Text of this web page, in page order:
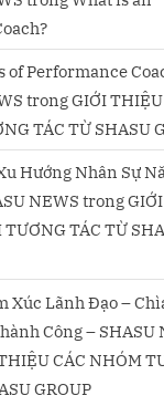
of Performance
trongGIỚI THIỆU
TÁC TỪ SHASU
Hướng Nhân Sự
NEWStrong
TÁC TỪ
Xúc Lãnh Đạo –
Công – SHASU
CÁC NHÓM
GROUP